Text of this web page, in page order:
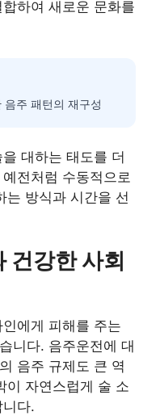
하여 새로운 문화를
주 패턴의 재구성
대하는 태도를 더
전처럼 수동적으로
는 방식과 시간을 선
건강한 사회
에게 피해를 주는
니다. 음주운전에 대
음주 규제도 큰 역
이 자연스럽게 술 소
다.